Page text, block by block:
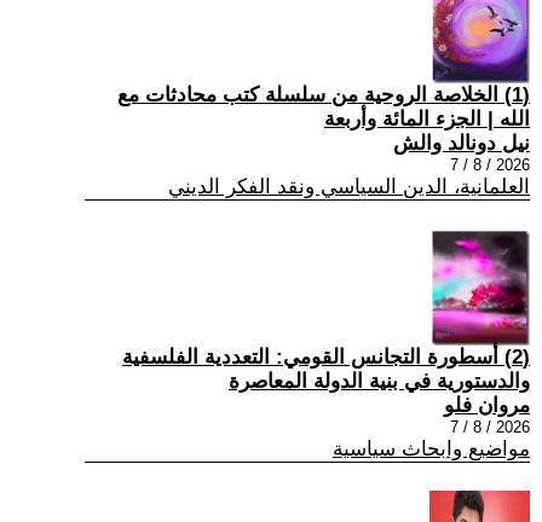
(1) الخلاصة الروحية من سلسلة كتب محادثات مع
الله | الجزء المائة وأربعة
نيل دونالد والش
2026 / 8 / 7
العلمانية، الدين السياسي ونقد الفكر الديني
(2) أسطورة التجانس القومي: التعددية الفلسفية
والدستورية في بنية الدولة المعاصرة
مروان فلو
2026 / 8 / 7
مواضيع وابحاث سياسية